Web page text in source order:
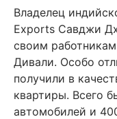
Владелец
Exports Савджи
своим
Дивали. Особо
получили в
квартиры. Всего
автомобилей и